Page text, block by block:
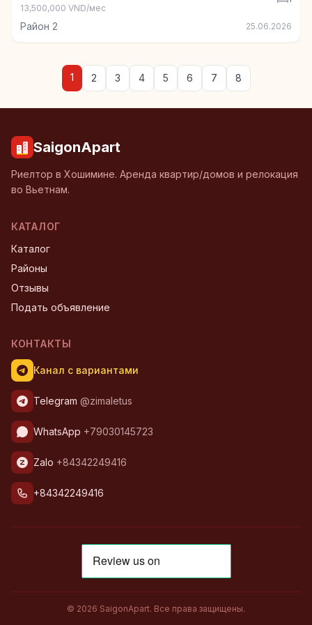
13,500,000 VND/мес
Район 2 25.06.2026
1 2 3 4 5 6 7 8
SaigonApart
Риелтор в Хошимине. Аренда квартир/домов и релокация
во Вьетнам.
КАТАЛОГ
Каталог
Районы
Отзывы
Подать объявление
КОНТАКТЫ
Канал с вариантами
Telegram @zimaletus
WhatsApp +79030145723
Zalo +84342249416
+84342249416
© 2026 SaigonApart. Все права защищены.